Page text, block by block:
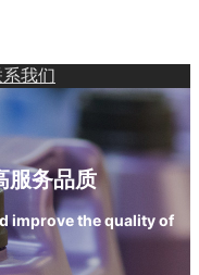
我们
服务品质
improve the quality of